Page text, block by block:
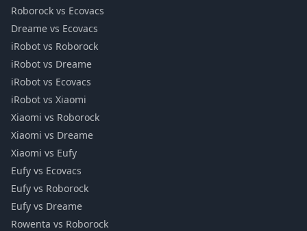
Roborock vs Ecovacs
Dreame vs Ecovacs
iRobot vs Roborock
iRobot vs Dreame
iRobot vs Ecovacs
iRobot vs Xiaomi
Xiaomi vs Roborock
Xiaomi vs Dreame
Xiaomi vs Eufy
Eufy vs Ecovacs
Eufy vs Roborock
Eufy vs Dreame
Rowenta vs Roborock